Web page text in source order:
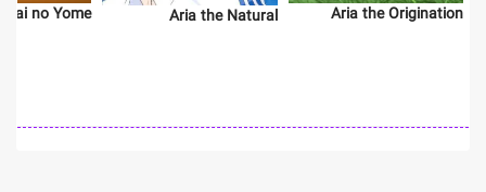
Aria the Origination
Aria the Natural
no Yome